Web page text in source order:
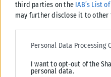
third parties on the IAB’s List
may further disclose it to
Please note that this website/
services and may gather and
deny consent to Google and
for below specified purposes in
Personal Data Processing
I want to opt-out of the
personal data.
ΠΑΡΑΠΟΛΙΤΙΚΆ
Ένας παγκόσμιος